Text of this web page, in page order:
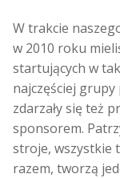
W trakcie
w 2010 roku
startujących w
najczęściej grupy
zdarzały się też
sponsorem.
stroje, wszystkie
razem, tworzą